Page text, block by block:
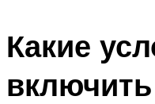
Какие